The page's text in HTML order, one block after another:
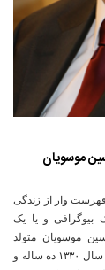
موسویان
وار از زندگی
بیوگرافی و یا یک
موسویان متولد
هفدهم اسفند ۱۳۲۰ در تهران هستم. در سال ۱۳۳۰ ده ساله و